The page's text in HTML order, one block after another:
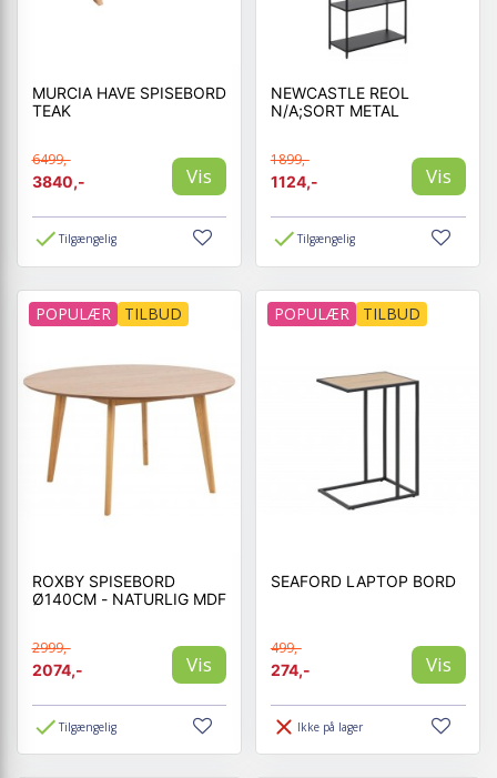
MURCIA HAVE SPISEBORD
TEAK
6499,-
3840,-
Vis
Tilgængelig
NEWCASTLE REOL
N/A;SORT METAL
1899,-
1124,-
Vis
Tilgængelig
POPULÆR TILBUD
ROXBY SPISEBORD
Ø140CM - NATURLIG MDF
2999,-
2074,-
Vis
Tilgængelig
POPULÆR TILBUD
SEAFORD LAPTOP BORD
499,-
274,-
Vis
Ikke på lager